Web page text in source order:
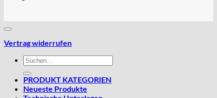
Vertrag widerrufen
Suchen
nach:
PRODUKT KATEGORIEN
Neueste Produkte